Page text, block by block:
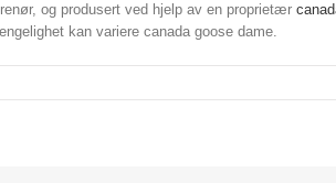
og produsert ved hjelp av en proprietær
kan variere canada goose dame.